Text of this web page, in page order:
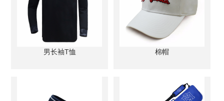
男长袖T恤 棉帽